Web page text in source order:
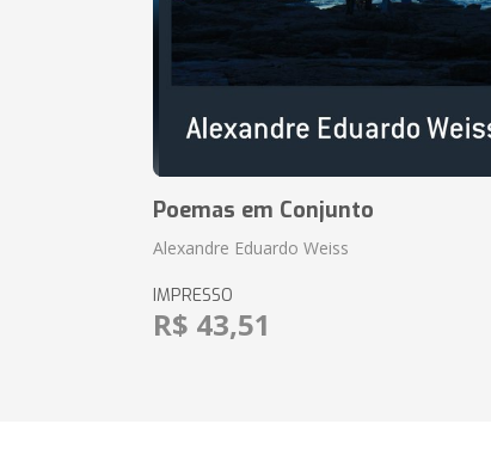
Poemas em Conjunto
Alexandre Eduardo Weiss
IMPRESSO
R$ 43,51